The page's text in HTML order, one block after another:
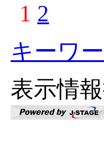
1 2
キーワ
表示情